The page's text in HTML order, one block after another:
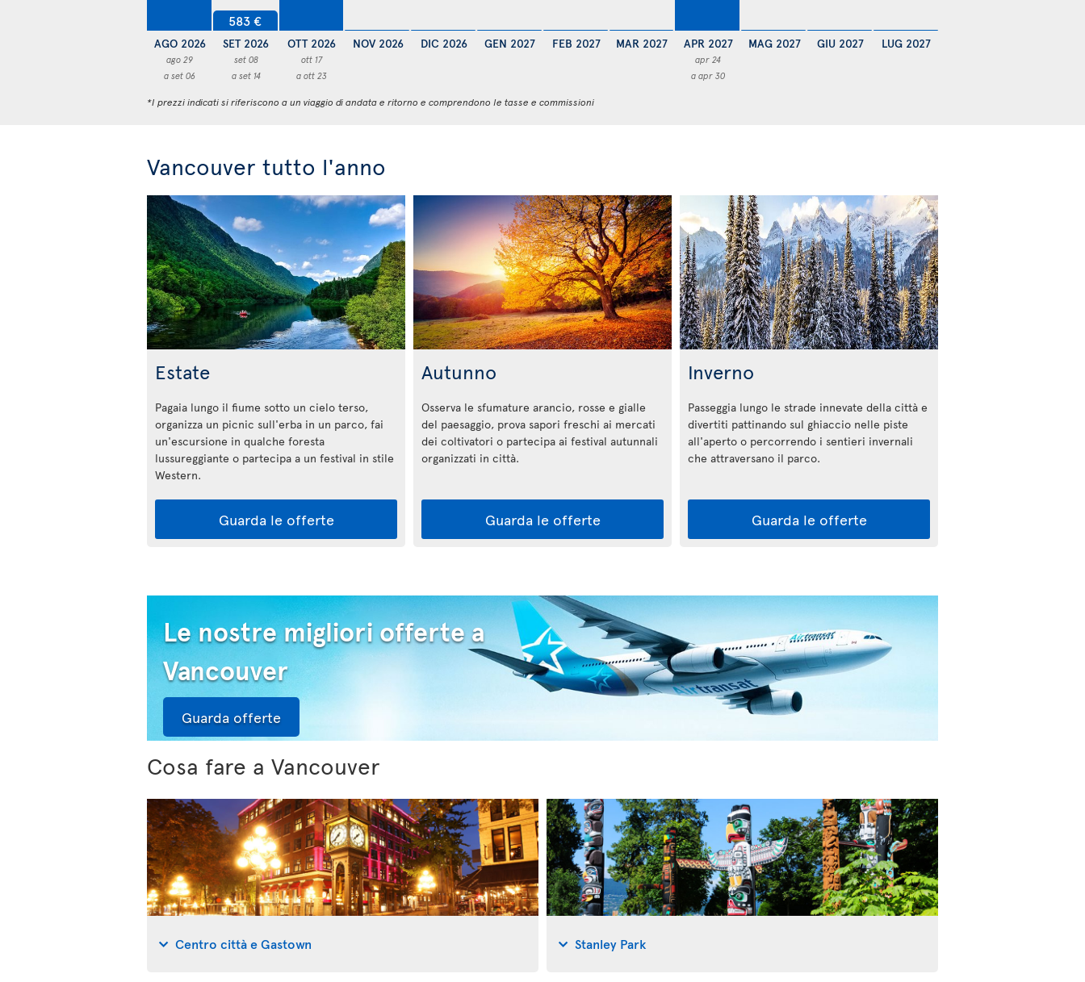
AGO 2026
ago 29
a set 06
583 €
SET 2026
set 08
a set 14
OTT 2026
ott 17
a ott 23
NOV 2026 DIC 2026 GEN 2027 FEB 2027 MAR 2027 APR 2027
apr 24
a apr 30
MAG 2027 GIU 2027 LUG 2027
*I prezzi indicati si riferiscono a un viaggio di andata e ritorno e comprendono le tasse e commissioni
Vancouver tutto l'anno
Estate
Pagaia lungo il fiume sotto un cielo terso,
organizza un picnic sull'erba in un parco, fai
un'escursione in qualche foresta
lussureggiante o partecipa a un festival in stile
Western.
Guarda le offerte
Autunno
Osserva le sfumature arancio, rosse e gialle
del paesaggio, prova sapori freschi ai mercati
dei coltivatori o partecipa ai festival autunnali
organizzati in città.
Guarda le offerte
Inverno
Passeggia lungo le strade innevate della città e
divertiti pattinando sul ghiaccio nelle piste
all'aperto o percorrendo i sentieri invernali
che attraversano il parco.
Guarda le offerte
Le nostre migliori offerte a
Vancouver
Guarda offerte
Cosa fare a Vancouver
Centro città e Gastown Stanley Park